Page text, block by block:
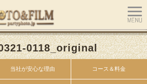
0118_original
当社が安心な理由 コース＆料金